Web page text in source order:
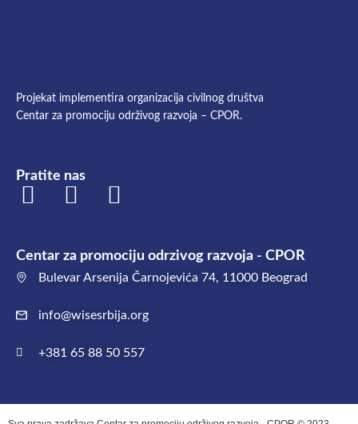
Projekat implementira organizacija civilnog društva
Centar za promociju održivog razvoja – CPOR.
Pratite nas
Centar za promociju odrzivog razvoja - CPOR
Bulevar Arsenija Čarnojevića 74, 11000 Beograd
info@wisesrbija.org
+381 65 88 50 557